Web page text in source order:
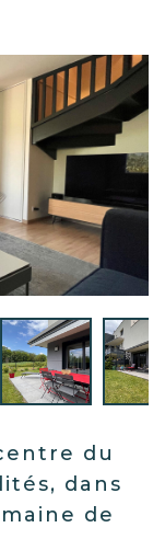
du
dans
de